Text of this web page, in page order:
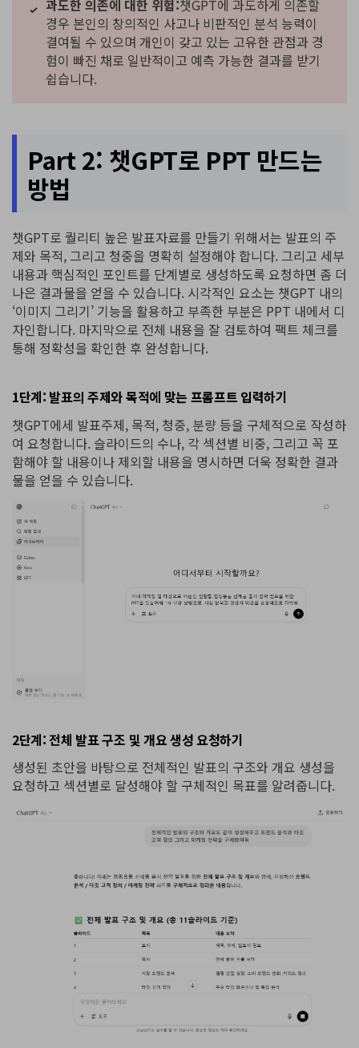
과도한 의존에 대한 위험:챗GPT에 과도하게 의존할
경우 본인의 창의적인 사고나 비판적인 분석 능력이
결여될 수 있으며 개인이 갖고 있는 고유한 관점과 경
험이 빠진 채로 일반적이고 예측 가능한 결과를 받기
쉽습니다.
Part 2: 챗GPT로 PPT 만드는
방법
챗GPT로 퀄리티 높은 발표자료를 만들기 위해서는 발표의 주
제와 목적, 그리고 청중을 명확히 설정해야 합니다. 그리고 세부
내용과 핵심적인 포인트를 단계별로 생성하도록 요청하면 좀 더
나은 결과물을 얻을 수 있습니다. 시각적인 요소는 챗GPT 내의
‘이미지 그리기’ 기능을 활용하고 부족한 부분은 PPT 내에서 디
자인합니다. 마지막으로 전체 내용을 잘 검토하여 팩트 체크를
통해 정확성을 확인한 후 완성합니다.
1단계: 발표의 주제와 목적에 맞는 프롬프트 입력하기
챗GPT에세 발표주제, 목적, 청중, 분량 등을 구체적으로 작성하
여 요청합니다. 슬라이드의 수나, 각 섹션별 비중, 그리고 꼭 포
함해야 할 내용이나 제외할 내용을 명시하면 더욱 정확한 결과
물을 얻을 수 있습니다.
2단계: 전체 발표 구조 및 개요 생성 요청하기
생성된 초안을 바탕으로 전체적인 발표의 구조와 개요 생성을
요청하고 섹션별로 달성해야 할 구체적인 목표를 알려줍니다.